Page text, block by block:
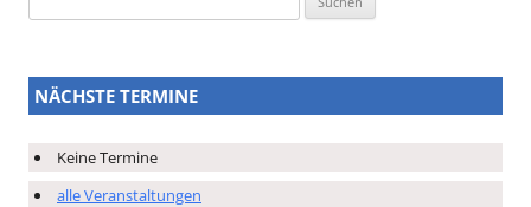
nach:
NÄCHSTE TERMINE
Keine Termine
alle Veranstaltungen